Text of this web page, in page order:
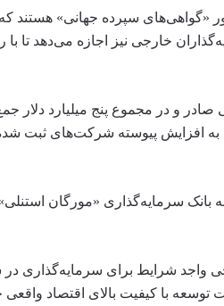
«گواهی‌های سپرده جهانی» هستند که
خارجی نیز اجازه می‌دهد تا
سپرده جهانی صادر و در مجموع پنج میلیارد
شن‌جِن متعهد به افزایش پیوسته شرکت‌های
سرمایه‌گذاری «مورگان استنلی»
واجد شرایط برای سرمایه‌گذاری
با کیفیت بالای اقتصاد واقعی